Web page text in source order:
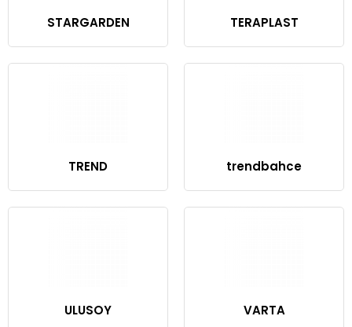
STARGARDEN TERAPLAST
TREND trendbahce
ULUSOY VARTA